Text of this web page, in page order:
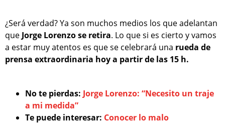
¿Será verdad? Ya son muchos medios los que adelantan
queJorge Lorenzo se retira. Lo que si es cierto y vamos
a estar muy atentos es que se celebrará una rueda de
prensa extraordinaria hoy a partir de las 15 h.
No te pierdas: Jorge Lorenzo: “Necesito un traje
a mi medida”
Te puede interesar: Conocer lo malo